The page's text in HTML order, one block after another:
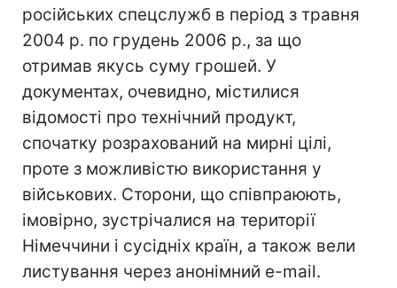
російських спецслужб в період з травня
2004 р. по грудень 2006 р., за що
отримав якусь суму грошей. У
документах, очевидно, містилися
відомості про технічний продукт,
спочатку розрахований на мирні цілі,
проте з можливістю використання у
військових. Сторони, що співпраюють,
імовірно, зустрічалися на території
Німеччини і сусідніх країн, а також вели
листування через анонімний e-mail.